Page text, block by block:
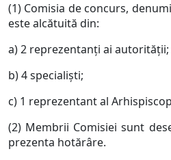
(1) Comisia de concurs,
este alcătuită din:
a) 2 reprezentanţi ai autorităţii;
b) 4 specialişti;
c) 1 reprezentant al
(2) Membrii Comisiei sunt
prezenta hotărâre.